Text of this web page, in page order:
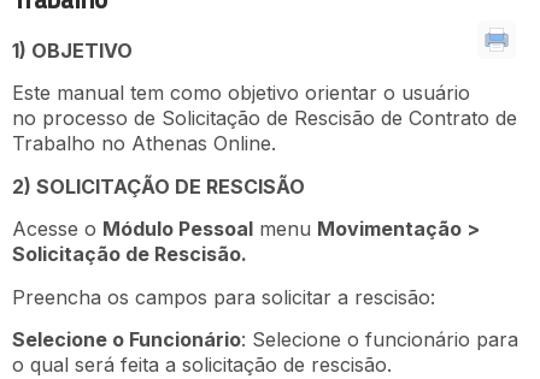
1) OBJETIVO
Este manual tem como objetivo orientar o usuário
no processo de Solicitação de Rescisão de Contrato de
Trabalho no Athenas Online.
2) SOLICITAÇÃO DE RESCISÃO
Acesse o Módulo Pessoal menu Movimentação >
Solicitação de Rescisão.
Preencha os campos para solicitar a rescisão:
Selecione o Funcionário: Selecione o funcionário para
o qual será feita a solicitação de rescisão.